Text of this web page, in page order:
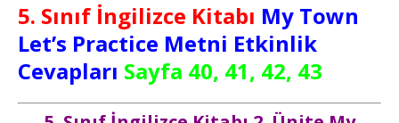
5. Sınıf İngilizce Kitabı My Town
Let’s Practice Metni Etkinlik
Cevapları Sayfa 40, 41, 42, 43